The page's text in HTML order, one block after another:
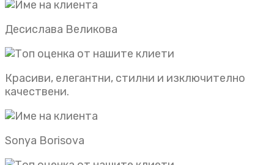
Десислава Великова
Красиви, елегантни, стилни и изключително
качествени.
Sonya Borisova